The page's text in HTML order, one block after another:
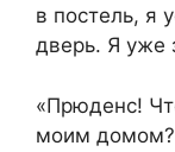
в постель, я
дверь. Я уже
«Прюденс!
моим